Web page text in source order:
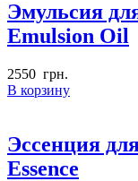
Эмульсия
Emulsion Oil
2550 грн.
В корзину
Эссенция
Essence